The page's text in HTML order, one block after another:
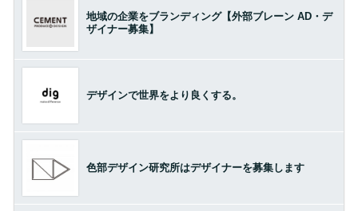
地域の企業をブランディング【外部ブレーン AD・デ
ザイナー募集】
デザインで世界をより良くする。
色部デザイン研究所はデザイナーを募集します